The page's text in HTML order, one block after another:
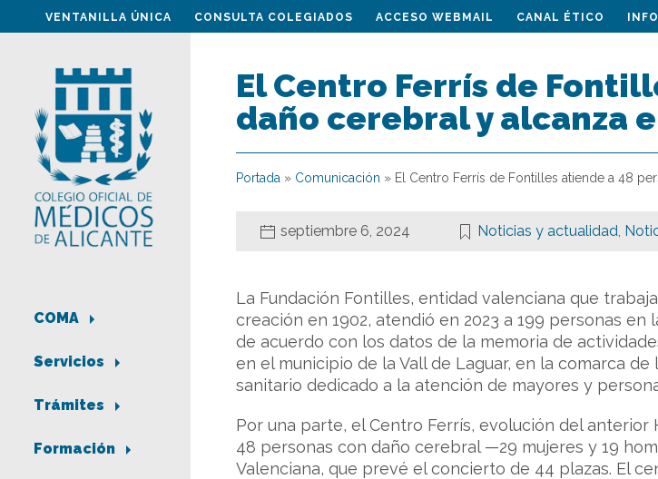
VENTANILLA ÚNICA CONSULTA COLEGIADOS ACCESO WEBMAIL CANAL ÉTICO
COMA
Servicios
Trámites
Formación
El Centro Ferrís de
daño cerebral y alcanza
Portada » Comunicación » El Centro Ferrís de Fontilles atiende a 48
septiembre 6, 2024 Noticias y actualidad,
La Fundación Fontilles, entidad valenciana que
creación en 1902, atendió en 2023 a 199 personas
de acuerdo con los datos de la memoria de
en el municipio de la Vall de Laguar, en la comarca
sanitario dedicado a la atención de mayores y
Por una parte, el Centro Ferrís, evolución del
48 personas con daño cerebral —29 mujeres y 19
Valenciana, que prevé el concierto de 44 plazas. El